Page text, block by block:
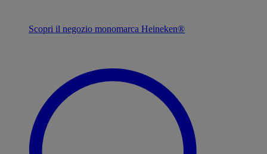
Scopri il negozio monomarca Heineken®